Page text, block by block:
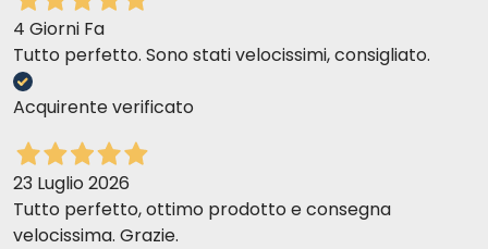
4 Giorni Fa
Tutto perfetto. Sono stati velocissimi, consigliato.
Acquirente verificato
23 Luglio 2026
Tutto perfetto, ottimo prodotto e consegna
velocissima. Grazie.